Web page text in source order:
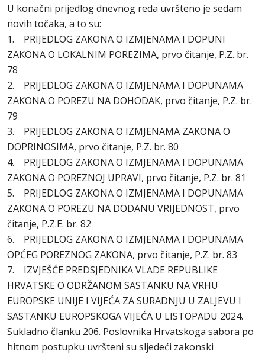
U konačni prijedlog dnevnog reda uvršteno je sedam
novih točaka, a to su:
1. PRIJEDLOG ZAKONA O IZMJENAMA I DOPUNI
ZAKONA O LOKALNIM POREZIMA, prvo čitanje, P.Z. br.
78
2. PRIJEDLOG ZAKONA O IZMJENAMA I DOPUNAMA
ZAKONA O POREZU NA DOHODAK, prvo čitanje, P.Z. br.
79
3. PRIJEDLOG ZAKONA O IZMJENAMA ZAKONA O
DOPRINOSIMA, prvo čitanje, P.Z. br. 80
4. PRIJEDLOG ZAKONA O IZMJENAMA I DOPUNAMA
ZAKONA O POREZNOJ UPRAVI, prvo čitanje, P.Z. br. 81
5. PRIJEDLOG ZAKONA O IZMJENAMA I DOPUNAMA
ZAKONA O POREZU NA DODANU VRIJEDNOST, prvo
čitanje, P.Z.E. br. 82
6. PRIJEDLOG ZAKONA O IZMJENAMA I DOPUNAMA
OPĆEG POREZNOG ZAKONA, prvo čitanje, P.Z. br. 83
7. IZVJEŠĆE PREDSJEDNIKA VLADE REPUBLIKE
HRVATSKE O ODRŽANOM SASTANKU NA VRHU
EUROPSKE UNIJE I VIJEĆA ZA SURADNJU U ZALJEVU I
SASTANKU EUROPSKOGA VIJEĆA U LISTOPADU 2024.
Sukladno članku 206. Poslovnika Hrvatskoga sabora po
hitnom postupku uvršteni su sljedeći zakonski